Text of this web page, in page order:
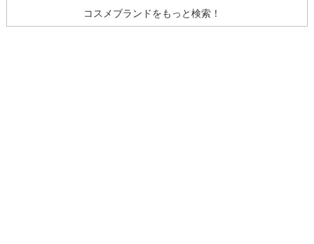
コスメブランドをもっと検索！